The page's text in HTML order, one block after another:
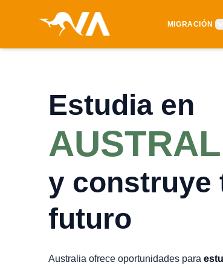
MIGRACIÓN
Estudia en
y construye
futuro
Australia ofrece oportunidades para